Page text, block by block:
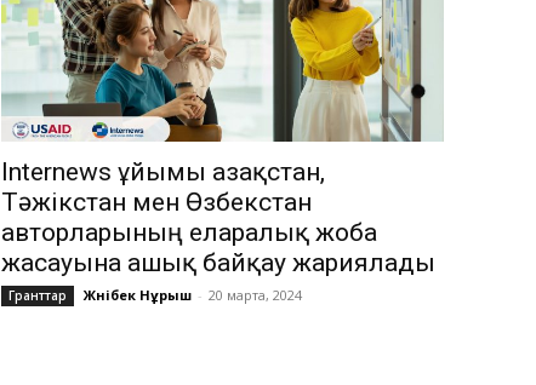
Internews ұйымы Қазақстан,
Тәжікстан мен Өзбекстан
авторларының еларалық жоба
жасауына ашық байқау жариялады
Гранттар Жәнібек Нұрыш - 20 марта, 2024